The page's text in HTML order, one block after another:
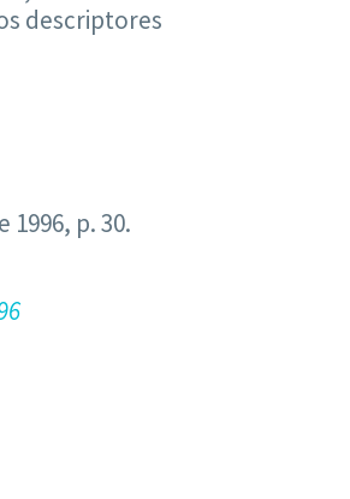
descriptores
p. 30.